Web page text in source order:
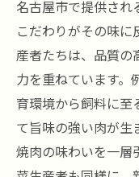
名古屋市で提供され
こだわりがその味
産者たちは、品質の
力を重ねています。
育環境から飼料に至
て旨味の強い肉が生
焼肉の味わいを一層